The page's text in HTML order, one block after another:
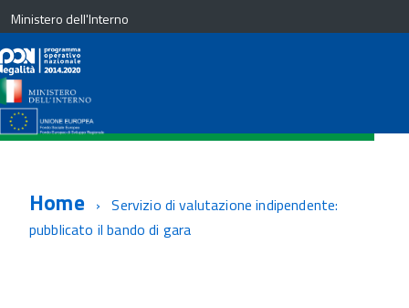
Ministero dell'Interno
Home
Servizio di valutazione indipendente:
pubblicato il bando di gara